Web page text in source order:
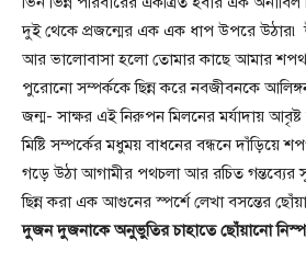
দুই থেকে প্রজন্মের এক এক ধাপ উপরে উঠার৷
আর ভালোবাসা হলো তোমার কাছে আমার শপথ
পুরোনো সম্পর্ককে ছিন্ন করে নবজীবনকে
জন্ম- সাক্ষর এই নিরুপন মিলনের মর্যাদায়
মিষ্টি সম্পর্কের মধুময় বাধনের বন্ধনে দাঁড়িয়ে
গড়ে উঠা আগামীর পথচলা আর রচিত গন্তব্যের
ছিন্ন করা এক আগুনের স্পর্শে লেখা বসন্তের
দুজন দুজনাকে অনুভুতির চাহাতে ছোঁয়ানো